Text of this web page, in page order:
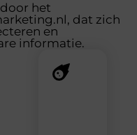
het
dat zich
en
informatie.